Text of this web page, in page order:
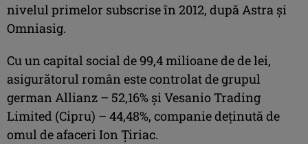
nivelul primelor subscrise în 2012, după Astra şi
Omniasig.
Cu un capital social de 99,4 milioane de de lei,
asigurătorul român este controlat de grupul
german Allianz – 52,16% şi Vesanio Trading
Limited (Cipru) – 44,48%, companie deţinută de
omul de afaceri Ion Ţiriac.